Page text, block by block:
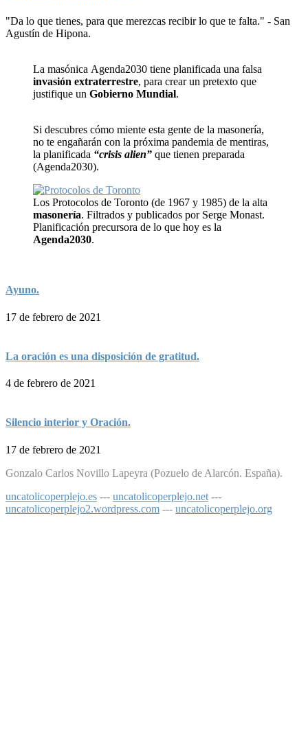
"Da lo que tienes, para que merezcas recibir lo que te falta." - San
Agustín de Hipona.
La masónica Agenda2030 tiene planificada una falsa
invasión extraterrestre, para crear un pretexto que
justifique un Gobierno Mundial.
Si descubres cómo miente esta gente de la masonería,
no te engañarán con la próxima pandemia de mentiras,
la planificada “crisis alien” que tienen preparada
(Agenda2030).
Los Protocolos de Toronto (de 1967 y 1985) de la alta
masonería. Filtrados y publicados por Serge Monast.
Planificación precursora de lo que hoy es la
Agenda2030.
Ayuno.
17 de febrero de 2021
La oración es una disposición de gratitud.
4 de febrero de 2021
Silencio interior y Oración.
17 de febrero de 2021
Gonzalo Carlos Novillo Lapeyra (Pozuelo de Alarcón. España).
uncatolicoperplejo.es --- uncatolicoperplejo.net ---
uncatolicoperplejo2.wordpress.com --- uncatolicoperplejo.org